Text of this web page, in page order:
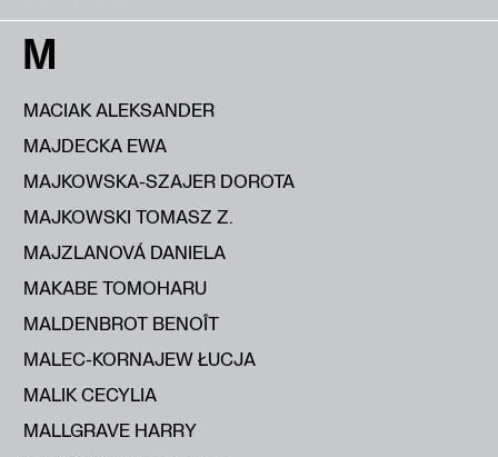
M
MACIAK ALEKSANDER
MAJDECKA EWA
MAJKOWSKA-SZAJER DOROTA
MAJKOWSKI TOMASZ Z.
MAJZLANOVÁ DANIELA
MAKABE TOMOHARU
MALDENBROT BENOÎT
MALEC-KORNAJEW ŁUCJA
MALIK CECYLIA
MALLGRAVE HARRY